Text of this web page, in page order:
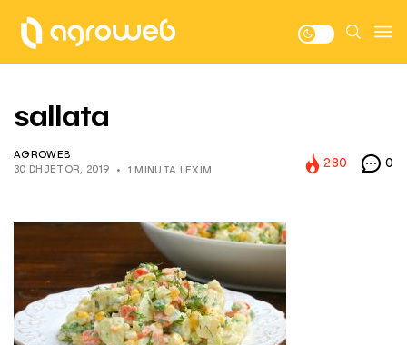
sallata
AGROWEB
30 DHJETOR, 2019
1 MINUTA LEXIM
280 0